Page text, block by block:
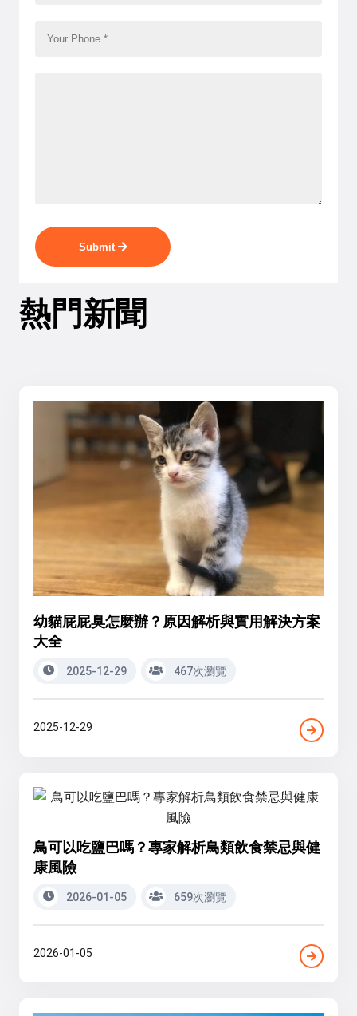
Submit
熱門新聞
幼貓屁屁臭怎麼辦？原因解析與實用解決方案
大全
2025-12-29 467次瀏覽
2025-12-29
鳥可以吃鹽巴嗎？專家解析鳥類飲食禁忌與健
康風險
2026-01-05 659次瀏覽
2026-01-05